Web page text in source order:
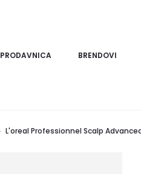
PRODAVNICA BRENDOVI
L'oreal Professionnel Scalp